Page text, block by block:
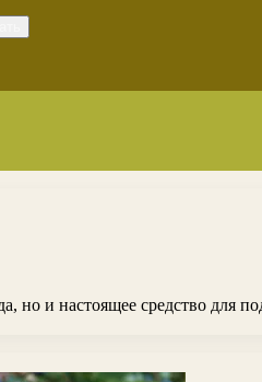
но и настоящее средство для